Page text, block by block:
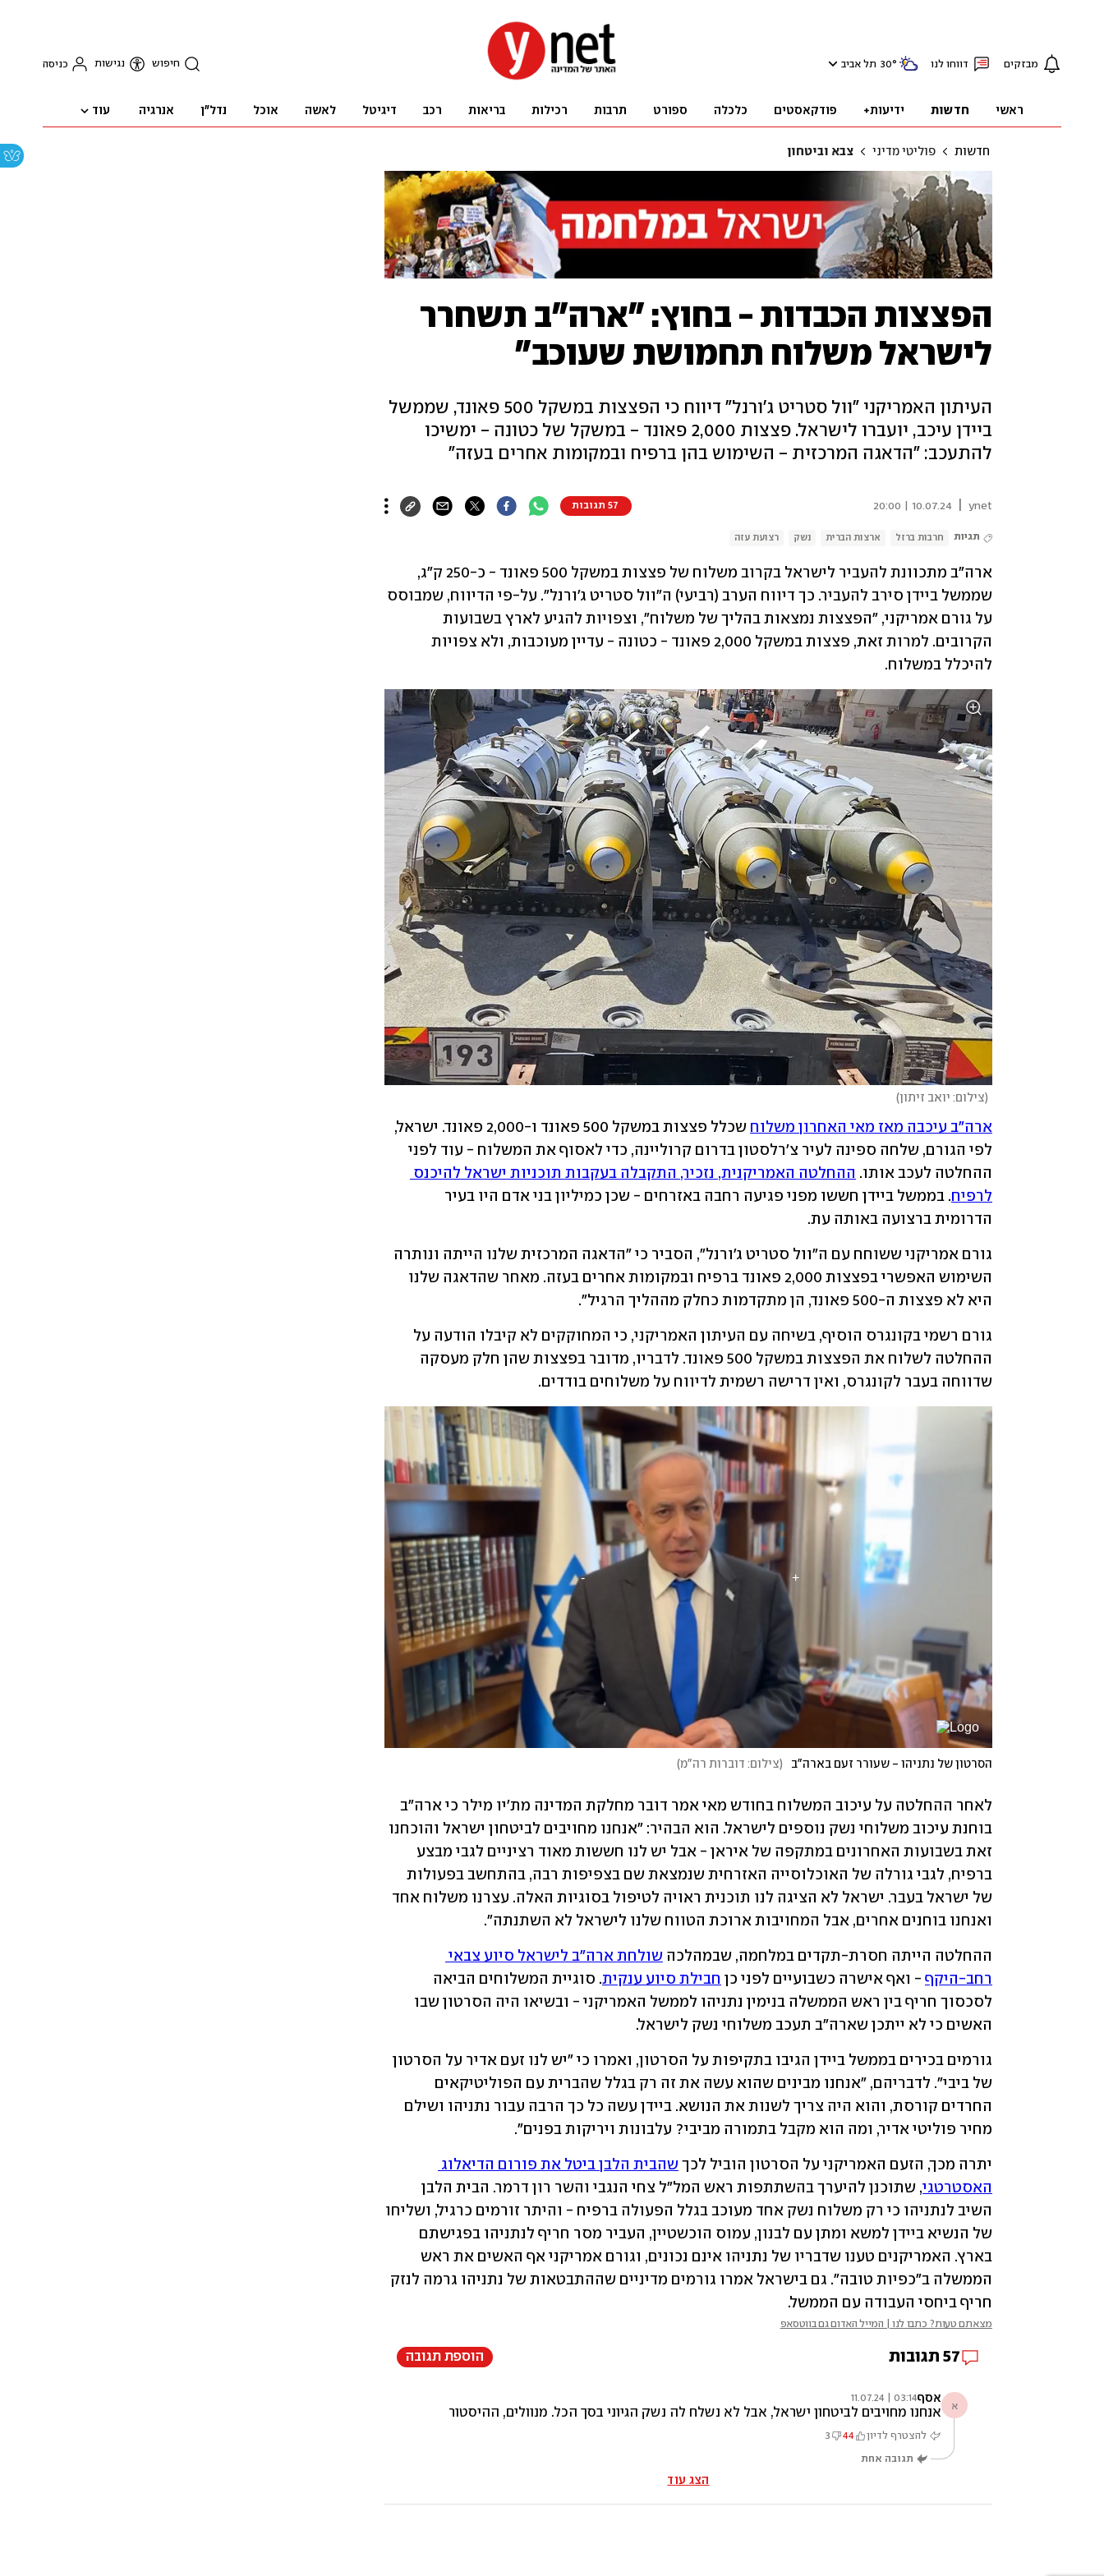
מבזקים דווחו לנו 30° תל אביב חיפוש נגישות כניסה
ראשי חדשות ידיעות+ פודקאסטים כלכלה ספורט תרבות רכילות בריאות רכב דיגיטל לאשה אוכל נדל"ן אנרגיה עוד
חדשות פוליטי מדיני צבא וביטחון
הפצצות הכבדות - בחוץ: "ארה"ב תשחרר
לישראל משלוח תחמושת שעוכב"
העיתון האמריקני "וול סטריט ג'ורנל" דיווח כי הפצצות במשקל 500 פאונד, שממשל
ביידן עיכב, יועברו לישראל. פצצות 2,000 פאונד - במשקל של כטונה - ימשיכו
להתעכב: "הדאגה המרכזית - השימוש בהן ברפיח ובמקומות אחרים בעזה"
ynet
10.07.24 | 20:00 57 תגובות
תגיות חרבות ברזל ארצות הברית נשק רצועת עזה
להיכלל במשלוח.
(צילום: יואב זיתון)
ארה"ב עיכבה מאז מאי האחרון משלוח
ההחלטה לעכב אותו.
לרפיח
הדרומית ברצועה באותה עת.
היא לא פצצות ה-500 פאונד, הן מתקדמות כחלק מההליך הרגיל".
שדווחה בעבר לקונגרס, ואין דרישה רשמית לדיווח על משלוחים בודדים.
הסרטון של נתניהו - שעורר זעם בארה"ב (צילום: דוברות רה"מ)
ואנחנו בוחנים אחרים, אבל המחויבות ארוכת הטווח שלנו לישראל לא השתנתה".
ההחלטה הייתה חסרת-תקדים במלחמה, שבמהלכה
רחב-היקף - ואף אישרה כשבועיים לפני כן חבילת סיוע ענקית
האשים כי לא ייתכן שארה"ב תעכב משלוחי נשק לישראל.
מחיר פוליטי אדיר, ומה הוא מקבל בתמורה מביבי? עלבונות ויריקות בפנים".
יתרה מכך, הזעם האמריקני על הסרטון הוביל לכך
האסטרטגי
חריף ביחסי העבודה עם הממשל.
מצאתם טעות? כתבו לנו | המייל האדום גם בווטסאפ
57 תגובות הוספת תגובה
א אסף03:14 | 11.07.24
אנחנו מחויבים לביטחון ישראל, אבל לא נשלח לה נשק הגיוני בסך הכל. מנוולים, ההיסטוריה תשפוט אתכם. יבוא יום והמוסלמים החיות אדם האלה יעשו לכם בדיוק מה שעשו לנו ואז נראה אתכם, צבועים.
להצטרף לדיון 44
3
תגובה אחת
הצג עוד